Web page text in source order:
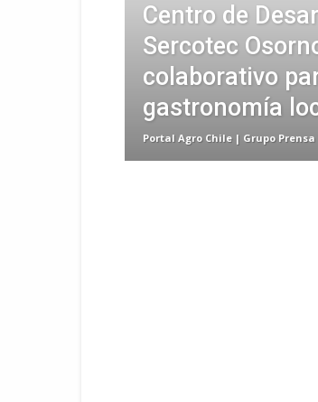
Centro de
Sercotec
colaborativo
gastronomía
Portal Agro Chile | Grupo